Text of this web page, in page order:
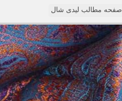
صفحه مطالب لیدی شال